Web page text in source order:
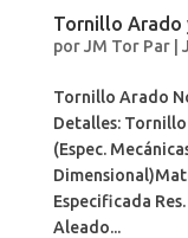
Tornillo Arado
porJM Tor Par|
Tornillo Arado
Detalles:
(Espec.
Especificada
Aleado...